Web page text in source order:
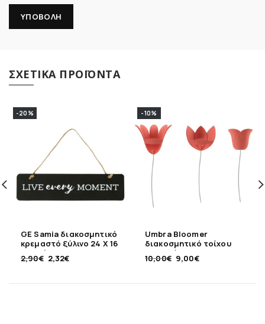
ΣΧΕΤΙΚΆ ΠΡΟΪΌΝΤΑ
-20%
GE Samia διακοσμητικό
κρεμαστό ξύλινο 24 Χ 16
εκ μαύρο
2,90€ 2,32€
-10%
Umbra Bloomer
διακοσμητικό τοίχου
κοραλλί 9 τεμ
10,00€ 9,00€